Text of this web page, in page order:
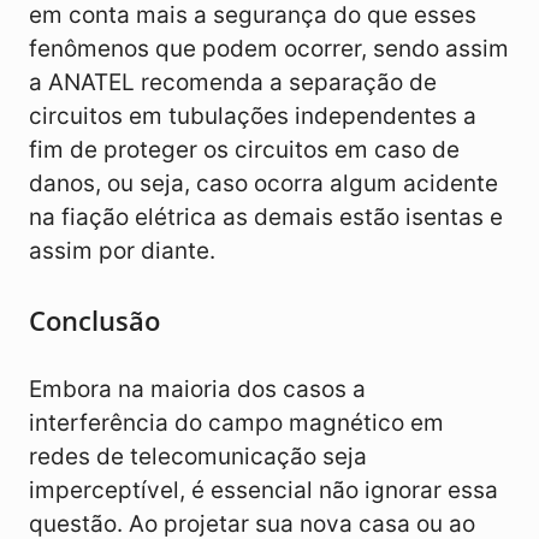
em conta mais a segurança do que esses
fenômenos que podem ocorrer, sendo assim
a ANATEL recomenda a separação de
circuitos em tubulações independentes a
fim de proteger os circuitos em caso de
danos, ou seja, caso ocorra algum acidente
na fiação elétrica as demais estão isentas e
assim por diante.
Conclusão
Embora na maioria dos casos a
interferência do campo magnético em
redes de telecomunicação seja
imperceptível, é essencial não ignorar essa
questão. Ao projetar sua nova casa ou ao